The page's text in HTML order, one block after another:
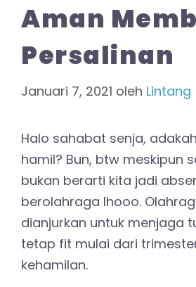
Aman
Persalinan
Januari 7, 2021 oleh Lintang
Halo sahabat senja,
hamil? Bun, btw meskipun
bukan berarti kita jadi
berolahraga lhooo.
dianjurkan untuk menjaga
tetap fit mulai dari
kehamilan.